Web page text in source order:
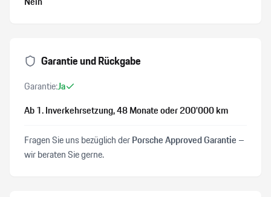
Garantie und Rückgabe
Garantie:Ja
Ab 1. Inverkehrsetzung, 48 Monateoder 200’000 km
Fragen Sie uns bezüglich derPorsche Approved Garantie –
wir beraten Sie gerne.